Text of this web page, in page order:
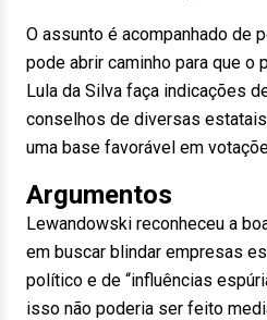
O assunto é acompanhado de
pode abrir caminho para que o
Lula da Silva faça indicações
conselhos de diversas
uma base favorável em
Argumentos
Lewandowski reconheceu a
em buscar blindar empresas
político e de “influências
isso não poderia ser feito